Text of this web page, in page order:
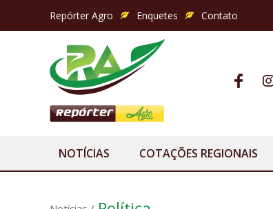
Repórter Agro Enquetes Contato
NOTÍCIAS COTAÇÕES REGIONAIS